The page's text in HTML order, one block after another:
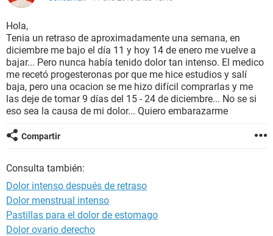
BIENESTAR
SEXUALIDAD
GLOSARIO
Hola,
Tenia un retraso de aproximadamente una semana, en
diciembre me bajo el día 11 y hoy 14 de enero me vuelve a
bajar... Pero nunca había tenido dolor tan intenso. El medico
me recetó progesteronas por que me hice estudios y salí
baja, pero una ocacion se me hizo difícil comprarlas y me
las deje de tomar 9 días del 15 - 24 de diciembre... No se si
eso sea la causa de mi dolor... Quiero embarazarme
Compartir
Consulta también:
Dolor intenso después de retraso
Dolor menstrual intenso
Pastillas para el dolor de estomago
Dolor ovario derecho